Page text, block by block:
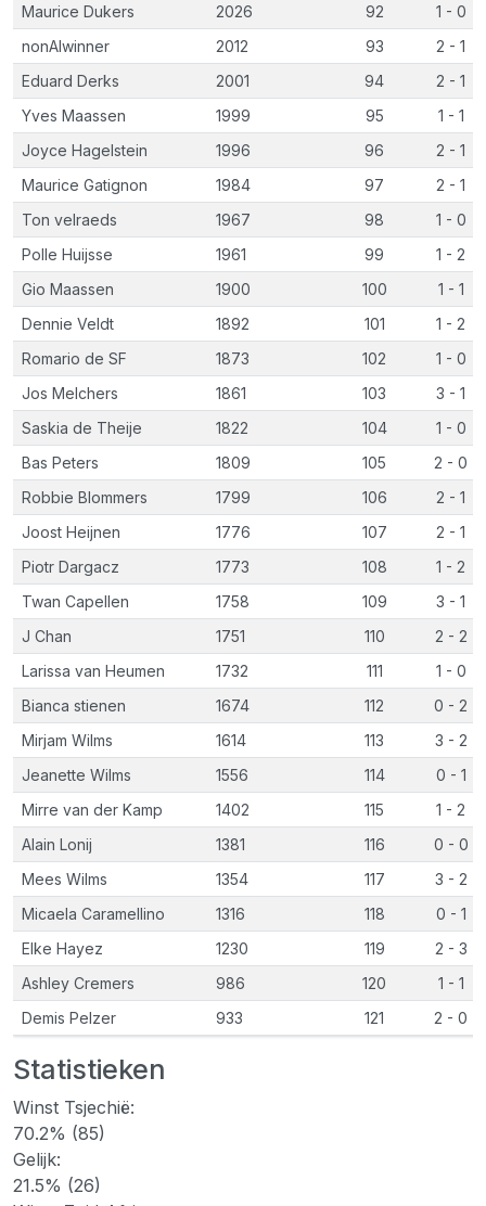
Maurice Dukers
2026 92
1 - 0
nonAIwinner
2012 93
2 - 1
Eduard Derks
2001 94
2 - 1
Yves Maassen
1999 95
1 - 1
Joyce Hagelstein
1996 96
2 - 1
Maurice Gatignon
1984 97
2 - 1
Ton velraeds
1967 98
1 - 0
Polle Huijsse
1961 99
1 - 2
Gio Maassen
1900 100
1 - 1
Dennie Veldt
1892 101
1 - 2
Romario de SF
1873 102
1 - 0
Jos Melchers
1861 103
3 - 1
Saskia de Theije
1822 104
1 - 0
Bas Peters
1809 105
2 - 0
Robbie Blommers
1799 106
2 - 1
Joost Heijnen
1776 107
2 - 1
Piotr Dargacz
1773 108
1 - 2
Twan Capellen
1758 109
3 - 1
J Chan
1751 110
2 - 2
Larissa van Heumen
1732 111
1 - 0
Bianca stienen
1674 112
0 - 2
Mirjam Wilms
1614 113
3 - 2
Jeanette Wilms
1556 114
0 - 1
Mirre van der Kamp
1402 115
1 - 2
Alain Lonij
1381 116
0 - 0
Mees Wilms
1354 117
3 - 2
Micaela Caramellino
1316 118
0 - 1
Elke Hayez
1230 119
2 - 3
Ashley Cremers
986 120
1 - 1
Demis Pelzer
933 121 2 - 0
Statistieken
Winst Tsjechië:
70.2% (85)
Gelijk:
21.5% (26)